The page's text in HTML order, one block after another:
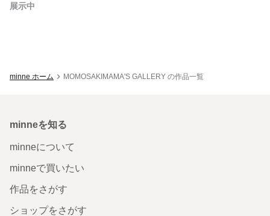
展示中
minne ホーム MOMOSAKIMAMA'S GALLERY の作品一覧
minneを知る
minneについて
minneで買いたい
作品をさがす
ショップをさがす